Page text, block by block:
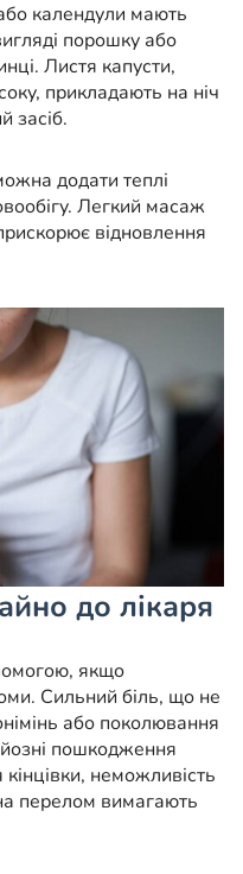
календули мають
порошку або
Листя капусти,
прикладають на ніч
засіб.
додати теплі
Легкий масаж
відновлення
до лікаря
якщо
Сильний біль, що не
або поколювання
пошкодження
неможливість
перелом вимагають